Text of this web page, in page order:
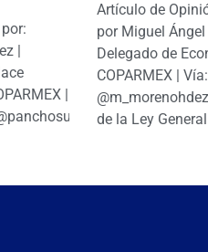
|
|
Artículo de
por Miguel
Delegado de
COPARMEX |
de la Ley